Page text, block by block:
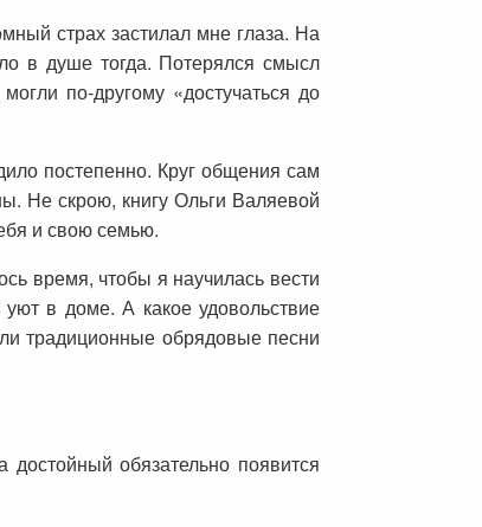
страх застилал мне глаза. На
в душе тогда. Потерялся смысл
по-другому «достучаться до
постепенно. Круг общения сам
Не скрою, книгу Ольги Валяевой
и свою семью.
время, чтобы я научилась вести
в доме. А какое удовольствие
традиционные обрядовые песни
обязательно появится